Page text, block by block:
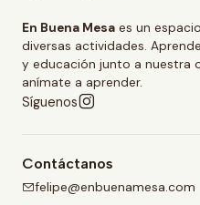
En Buena Mesa es un
diversas actividades.
y educación junto a nuestra
anímate a aprender.
Síguenos
Contáctanos
felipe@enbuenamesa.com